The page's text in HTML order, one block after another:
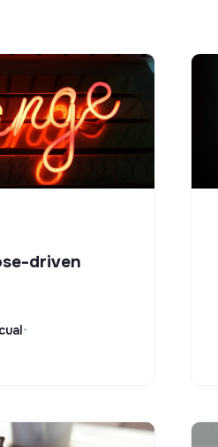
driven
•